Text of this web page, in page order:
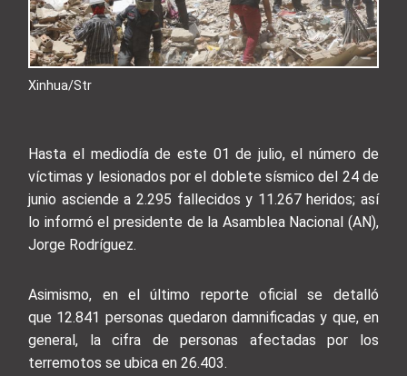
Xinhua/Str
Hasta el mediodía de este 01 de julio, el número de
víctimas y lesionados por el doblete sísmico del 24 de
junio asciende a 2.295 fallecidos y 11.267 heridos; así
lo informó el presidente de la Asamblea Nacional (AN),
Jorge Rodríguez.
Asimismo, en el último reporte oficial se detalló
que 12.841 personas quedaron damnificadas y que, en
general, la cifra de personas afectadas por los
terremotos se ubica en 26.403.